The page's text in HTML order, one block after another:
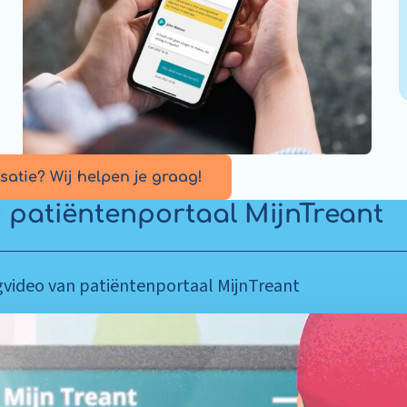
Wij helpen je graag!
patiëntenportaal MijnTreant
van patiëntenportaal MijnTreant